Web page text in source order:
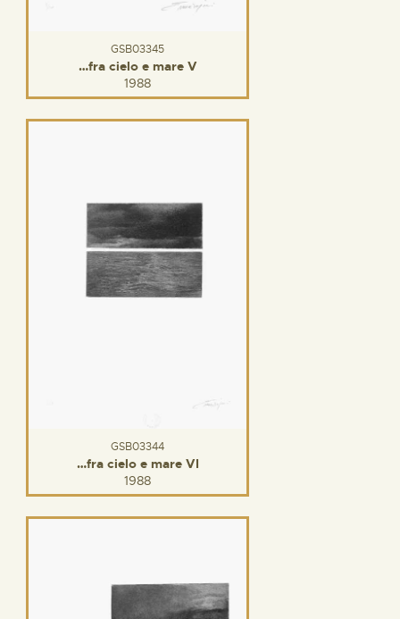
GSB03345
…fra cielo e mare V
1988
GSB03344
…fra cielo e mare VI
1988